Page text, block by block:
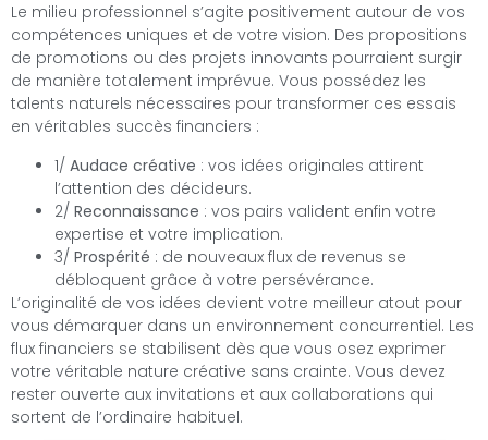
Le milieu professionnel s’agite positivement autour de vos
compétences uniques et de votre vision. Des propositions
de promotions ou des projets innovants pourraient surgir
de manière totalement imprévue. Vous possédez les
talents naturels nécessaires pour transformer ces essais
en véritables succès financiers :
1/ Audace créative : vos idées originales attirent
l’attention des décideurs.
2/ Reconnaissance : vos pairs valident enfin votre
expertise et votre implication.
3/ Prospérité : de nouveaux flux de revenus se
débloquent grâce à votre persévérance.
L’originalité de vos idées devient votre meilleur atout pour
vous démarquer dans un environnement concurrentiel. Les
flux financiers se stabilisent dès que vous osez exprimer
votre véritable nature créative sans crainte. Vous devez
rester ouverte aux invitations et aux collaborations qui
sortent de l’ordinaire habituel.